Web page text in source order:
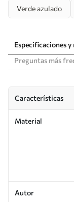
Verde azulado
Especificaciones
Preguntas más
Características
Material
Autor